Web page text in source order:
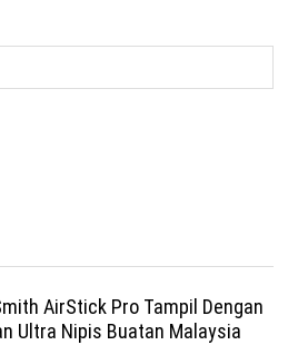
AirStick Pro Tampil Dengan
Ultra Nipis Buatan Malaysia